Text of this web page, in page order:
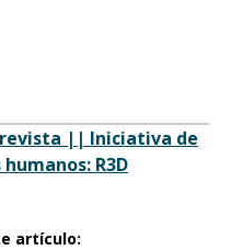
|| Iniciativa de
R3D
artículo: